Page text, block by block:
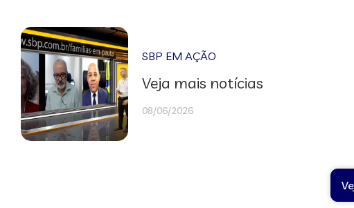
SBP EM AÇÃO
Veja mais notícias
08/06/2026